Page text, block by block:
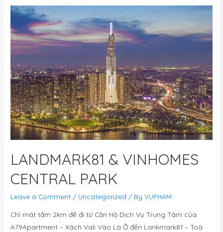
LANDMARK81 & VINHOMES
CENTRAL PARK
Leave a Comment / Uncategorized / ByVUPHAM
Chỉ mât tầm 2km để đi từ Căn Hộ Dịch Vụ Trung Tâm của
A79Apartment – Xách Vali Vào Là Ở đến Lankmark81 – Toà